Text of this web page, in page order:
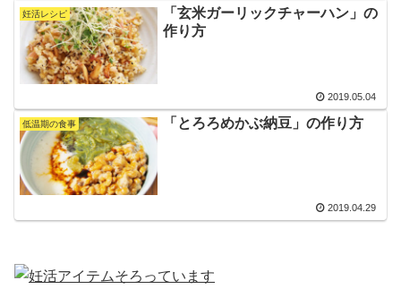
妊活レシピ
「玄米ガーリックチャーハン」の
作り方
2019.05.04
低温期の食事 「とろろめかぶ納豆」の作り方
2019.04.29